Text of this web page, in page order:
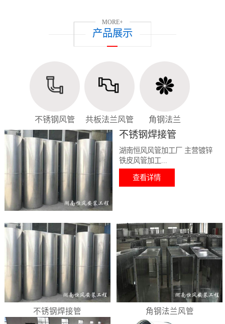
MORE+
产品展示
不锈钢风管 共板法兰风管 角钢法兰
不锈钢焊接管
湖南恒风风管加工厂 主营镀锌
铁皮风管加工...
查看详情
不锈钢焊接管 角钢法兰风管